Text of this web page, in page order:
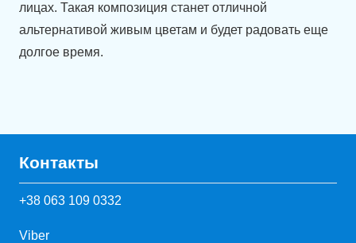
лицах. Такая композиция станет отличной
альтернативой живым цветам и будет радовать еще
долгое время.
Контакты
+38 063 109 0332
Viber